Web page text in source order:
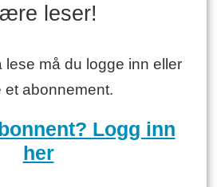
leser!
lese må du logge inn eller
et abonnement.
Logg inn
her